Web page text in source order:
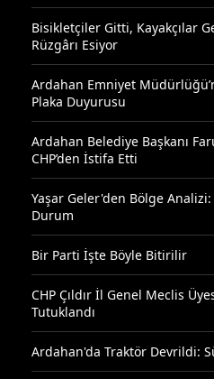
Bisikletçiler Gitti, Kayakçılar
Rüzgârı Esiyor
Ardahan Emniyet
Plaka Duyurusu
Ardahan Belediye Başkanı
CHP’den İstifa Etti
Yaşar Geler'den Bölge
Durum
Bir Parti İşte Böyle Bitirilir
CHP Çıldır İl Genel Meclis
Tutuklandı
Ardahan'da Traktör Devrildi: